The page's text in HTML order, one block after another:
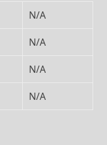
N/A
N/A
N/A
N/A